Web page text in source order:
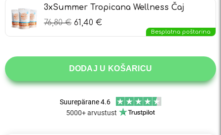
3xSummer Tropicana Wellness Čaj
76,80€ 61,40 €
Besplatna poštarina
DODAJ U KOŠARICU